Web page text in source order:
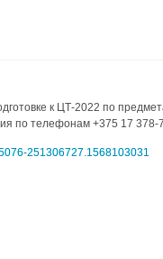
к ЦТ-2022 по
по телефонам +375 17
251306727.1568103031